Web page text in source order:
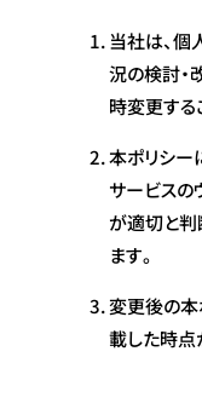
当社は、
況の検討・
時変更する
本ポリシー
サービスの
が適切と判
ます。
変更後の本
載した時点